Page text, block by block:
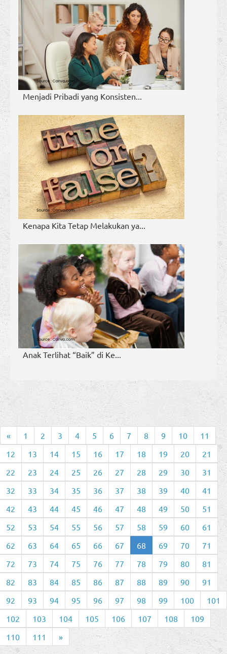
Menjadi Pribadi yang Konsisten...
Kenapa Kita Tetap Melakukan ya...
Anak Terlihat “Baik” di Ke...
« 1 2 3 4 5 6 7 8 9 10
11
12
13 14 15 16 17 18 19 20
21
22
23 24 25 26 27 28 29 30
31
32
33 34 35 36 37 38 39 40
41
42
43 44 45 46 47 48 49 50
51
52
53 54 55 56 57 58 59 60
61
62
63 64 65 66 67 68 69 70
71
72
73 74 75 76 77 78 79 80
81
82
83 84 85 86 87 88 89 90
91
92
93 94 95 96 97 98 99 100
101
102
103 104 105 106 107 108
109
110
111 »